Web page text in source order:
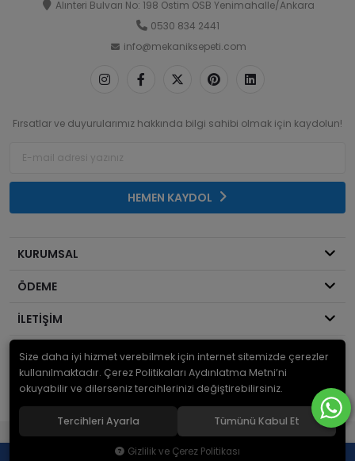
Alınteri Bulvarı No: 198 Ostim OSB Yenimahalle/Ankara
0530 834 2441
info@mekaniksepeti.com
Fırsatlar ve duyurularımız hakkında bilgi sahibi olmak için kaydolun!
HEMEN KAYDOL
KURUMSAL
ÖDEME
İLETİŞİM
© 2026Mekanik Sepeti. Bir Serdaroğlu A.Ş markasıdır ve tüm hakları
saklıdır.
Yeni Nesil E-Ticaret Sistemleri ile Hazırlanmıştır.
Size daha iyi hizmet verebilmek için internet sitemizde çerezler
kullanılmaktadır. Çerez Politikaları Aydınlatma Metni’ni
okuyabilir ve dilerseniz tercihlerinizi değiştirebilirsiniz.
Tercihleri Ayarla Tümünü Kabul Et
Gizlilik ve Çerez Politikası